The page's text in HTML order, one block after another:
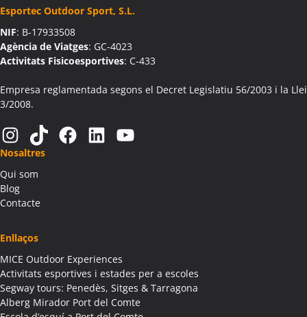
Activitats Teambuilding Empreses Aín
Activitats Família Amics Aín
Colònies Escolars Aín
Activitats Teambuilding Empreses Aitona
Activitats Família Amics Aitona
Colònies Escolars Aitona
Activitats Teambuilding Empreses Alàs i Cerc
Activitats Família Amics Alàs i Cerc
Colònies Escolars Alàs i Cerc
Activitats Teambuilding Empreses Albagés
Activitats Família Amics Albagés
Colònies Escolars Albanyà
Activitats Teambuilding Empreses Albatàrrec
Activitats Família Amics Albatàrrec
Esportec Outdoor Sport, S.L.
NIF: B-17933508
Agència de Viatges: GC-4023
Activitats Fisicoesportives: C-433
Empresa reglamentada segons el Decret Legislatiu 56/2003 i la Llei
3/2008.
Instagram TikTok Facebook LinkedIn YouTube
Nosaltres
Qui som
Blog
Contacte
Enllaços
MICE Outdoor Experiences
Activitats esportives i estades per a escoles
Segway tours: Penedès, Sitges & Tarragona
Alberg Mirador Port del Comte